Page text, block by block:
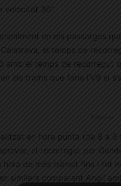
velocitat 30”.
en els passatges
el temps de
amb el temps de recorregut
els trams que faria l’V9 si
en hora punta (de 8 a
el recorregut per
hora de més trànsit fins i tot
similars comparant Anglí